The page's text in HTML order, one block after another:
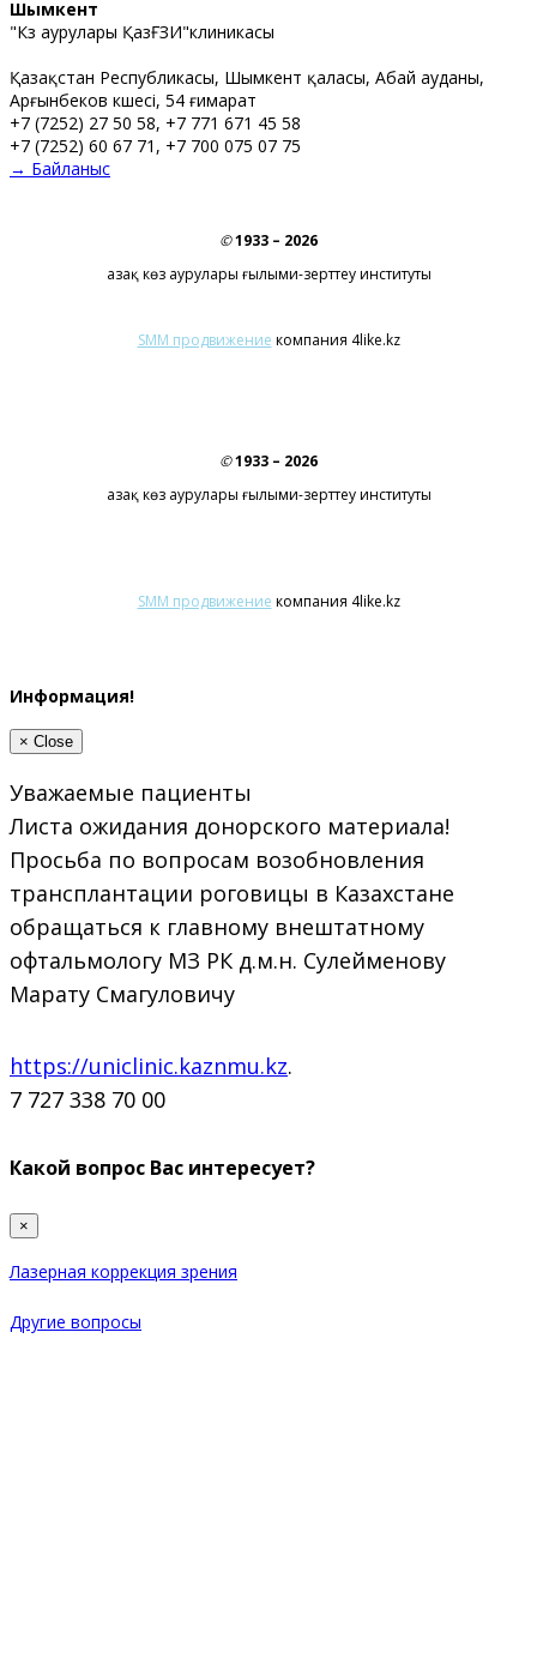
Шымкент
"Көз аурулары ҚазҒЗИ"клиникасы
Қазақстан Республикасы, Шымкент қаласы, Абай ауданы,
Арғынбеков көшесі, 54 ғимарат
+7 (7252) 27 50 58, +7 771 671 45 58
+7 (7252) 60 67 71, +7 700 075 07 75
→ Байланыс
©1933 – 2026
Қазақ көз аурулары ғылыми-зерттеу институты
SMM продвижение компания 4like.kz
©1933 – 2026
Қазақ көз аурулары ғылыми-зерттеу институты
SMM продвижение компания 4like.kz
Информация!
× Close
Уважаемые пациенты
Листа ожидания донорского материала!
Просьба по вопросам возобновления
трансплантации роговицы в Казахстане
обращаться к главному внештатному
офтальмологу МЗ РК д.м.н. Сулейменову
Марату Смагуловичу
https://uniclinic.kaznmu.kz.
7 727 338 70 00
Какой вопрос Вас интересует?
×
Лазерная коррекция зрения
Другие вопросы